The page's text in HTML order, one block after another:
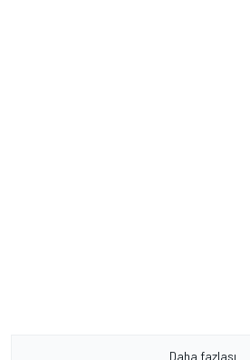
Daha fazlası